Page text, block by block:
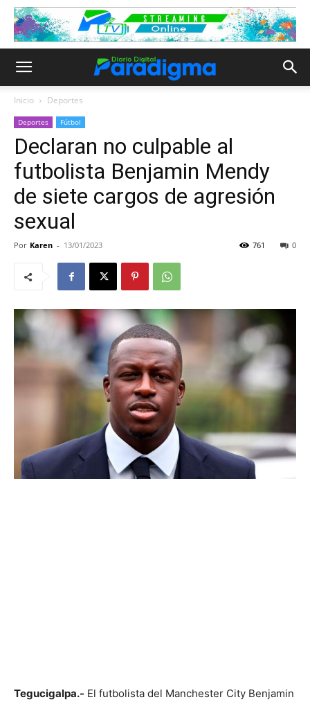
Inicio Deportes
Deportes Fútbol
Declaran no culpable al
futbolista Benjamin Mendy
de siete cargos de agresión
sexual
Por Karen - 13/01/2023 0
761
Tegucigalpa.- El futbolista del Manchester City Benjamin